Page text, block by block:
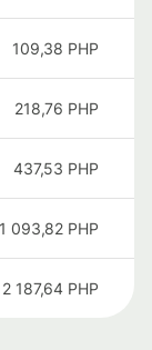
109,38 PHP
218,76 PHP
437,53 PHP
1 093,82 PHP
2 187,64 PHP